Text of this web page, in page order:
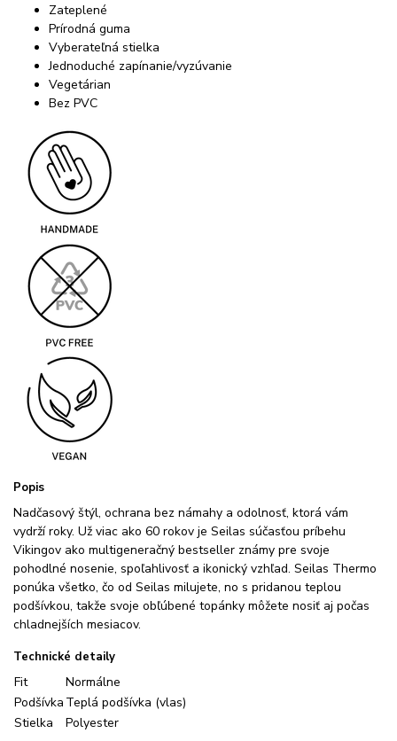
Zateplené
Prírodná guma
Vyberateľná stielka
Jednoduché zapínanie/vyzúvanie
Vegetárian
Bez PVC
Popis
Nadčasový štýl, ochrana bez námahy a odolnosť, ktorá vám
vydrží roky. Už viac ako 60 rokov je Seilas súčasťou príbehu
Vikingov ako multigeneračný bestseller známy pre svoje
pohodlné nosenie, spoľahlivosť a ikonický vzhľad. Seilas Thermo
ponúka všetko, čo od Seilas milujete, no s pridanou teplou
podšívkou, takže svoje obľúbené topánky môžete nosiť aj počas
chladnejších mesiacov.
Technické detaily
Fit
Normálne
Podšívka Teplá podšívka (vlas)
Stielka
Polyester